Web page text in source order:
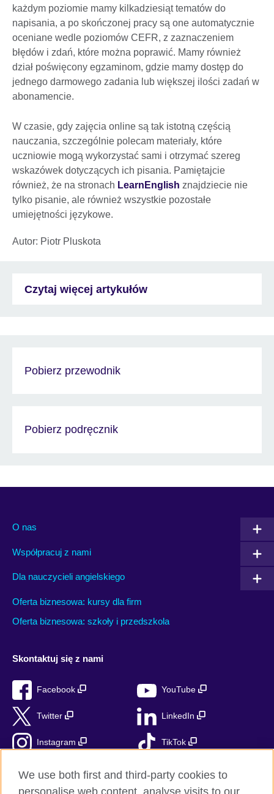
każdym poziomie mamy kilkadziesiąt tematów do
napisania, a po skończonej pracy są one automatycznie
oceniane wedle poziomów CEFR, z zaznaczeniem
błędów i zdań, które można poprawić. Mamy również
dział poświęcony egzaminom, gdzie mamy dostęp do
jednego darmowego zadania lub większej ilości zadań w
abonamencie.
W czasie, gdy zajęcia online są tak istotną częścią
nauczania, szczególnie polecam materiały, które
uczniowie mogą wykorzystać sami i otrzymać szereg
wskazówek dotyczących ich pisania. Pamiętajcie
również, że na stronach LearnEnglish znajdziecie nie
tylko pisanie, ale również wszystkie pozostałe
umiejętności językowe.
Autor: Piotr Pluskota
Czytaj więcej artykułów
Pobierz przewodnik
Pobierz podręcznik
O nas
Współpracuj z nami
Dla nauczycieli angielskiego
Oferta biznesowa: kursy dla firm
Oferta biznesowa: szkoły i przedszkola
Skontaktuj się z nami
Facebook YouTube
Twitter LinkedIn
Instagram TikTok
We use both first and third-party cookies to
personalise web content, analyse visits to our